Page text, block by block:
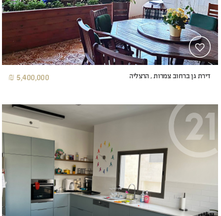
דירת גן ברחוב צמרות , הרצליה 5,400,000 ₪